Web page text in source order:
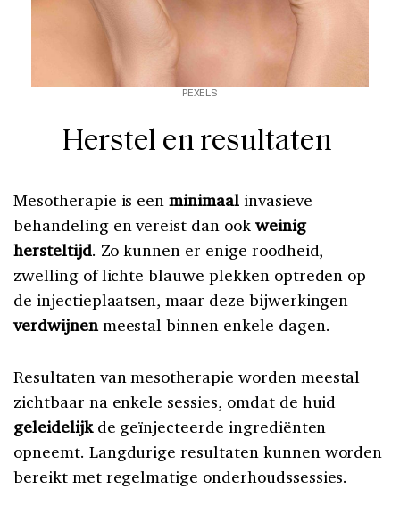
PEXELS
Herstel en resultaten
Mesotherapie is eenminimaalinvasieve
behandeling en vereist dan ook weinig
hersteltijd. Zo kunnen er enige roodheid,
zwelling of lichte blauwe plekken optreden op
de injectieplaatsen, maar deze bijwerkingen
verdwijnenmeestal binnen enkele dagen.
Resultaten van mesotherapie worden meestal
zichtbaar na enkele sessies, omdat de huid
geleidelijkde geïnjecteerde ingrediënten
opneemt. Langdurige resultaten kunnen worden
bereikt met regelmatige onderhoudssessies.